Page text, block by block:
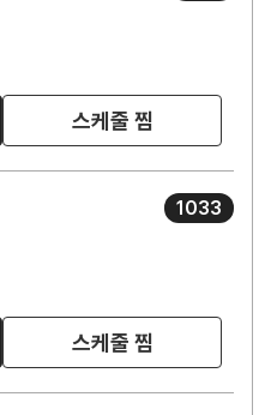
스케줄 찜
1033
스케줄 찜